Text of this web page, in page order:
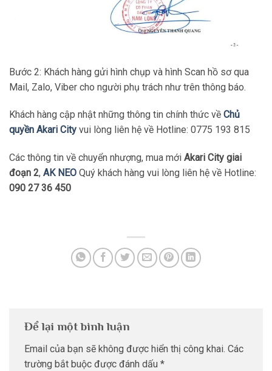
Bước 2: Khách hàng gửi hình chụp và hình Scan hồ sơ qua
Mail, Zalo, Viber cho người phụ trách như trên thông báo.
Khách hàng cập nhật những thông tin chính thức về Chủ
quyền Akari City vui lòng liên hệ về Hotline: 0775 193 815
Các thông tin về chuyển nhượng, mua mới Akari City giai
đoạn 2, AK NEO Quý khách hàng vui lòng liên hệ về Hotline:
090 27 36 450
Để lại một bình luận
Email của bạn sẽ không được hiển thị công khai. Các
trường bắt buộc được đánh dấu *